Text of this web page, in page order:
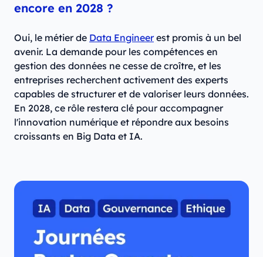
encore en 2028 ?
Oui, le métier de Data Engineerest promis à un bel
avenir. La demande pour les compétences en
gestion des données ne cesse de croître, et les
entreprises recherchent activement des experts
capables de structurer et de valoriser leurs données.
En 2028, ce rôle restera clé pour accompagner
l'innovation numérique et répondre aux besoins
croissants en Big Data et IA.